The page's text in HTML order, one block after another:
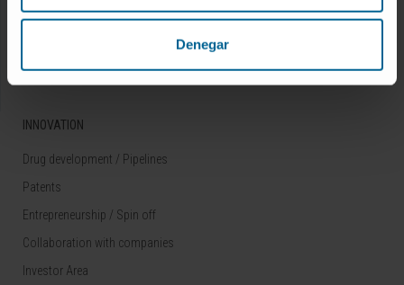
Denegar
Technology platforms
INNOVATION
Drug development / Pipelines
Patents
Entrepreneurship / Spin off
Collaboration with companies
Investor Area